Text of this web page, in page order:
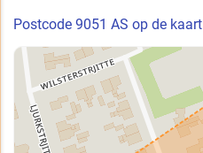
Postcode 9051 AS op de kaart